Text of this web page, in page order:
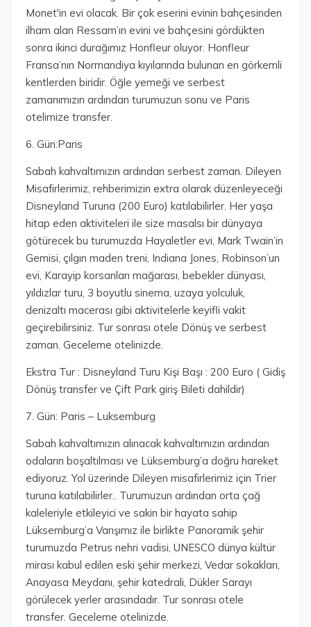
Monet'in evi olacak. Bir çok eserini evinin bahçesinden
ilham alan Ressam’ın evini ve bahçesini gördükten
sonra ikinci durağımız Honfleur oluyor. Honfleur
Fransa’nın Normandiya kıyılarında bulunan en görkemli
kentlerden biridir. Öğle yemeği ve serbest
zamanımızın ardından turumuzun sonu ve Paris
otelimize transfer.
6. Gün:Paris
Sabah kahvaltımızın ardından serbest zaman. Dileyen
Misafirlerimiz, rehberimizin extra olarak düzenleyeceği
Disneyland Turuna (200 Euro) katılabilirler. Her yaşa
hitap eden aktiviteleri ile size masalsı bir dünyaya
götürecek bu turumuzda Hayaletler evi, Mark Twain’in
Gemisi, çılgın maden treni, Indiana Jones, Robinson’un
evi, Karayip korsanları mağarası, bebekler dünyası,
yıldızlar turu, 3 boyutlu sinema, uzaya yolculuk,
denizaltı macerası gibi aktivitelerle keyifli vakit
geçirebilirsiniz. Tur sonrası otele Dönüş ve serbest
zaman. Geceleme otelinizde.
Ekstra Tur : Disneyland Turu Kişi Başı : 200 Euro ( Gidiş
Dönüş transfer ve Çift Park giriş Bileti dahildir)
7. Gün: Paris – Luksemburg
Sabah kahvaltımızın alınacak kahvaltımızın ardından
odaların boşaltılması ve Lüksemburg’a doğru hareket
ediyoruz. Yol üzerinde Dileyen misafirlerimiz için Trier
turuna katılabilirler.. Turumuzun ardından orta çağ
kaleleriyle etkileyici ve sakin bir hayata sahip
Lüksemburg’a Varışımız ile birlikte Panoramik şehir
turumuzda Petrus nehri vadisi, UNESCO dünya kültür
mirası kabul edilen eski şehir merkezi, Vedar sokakları,
Anayasa Meydanı, şehir katedrali, Dükler Sarayı
görülecek yerler arasındadır. Tur sonrası otele
transfer. Geceleme otelinizde.